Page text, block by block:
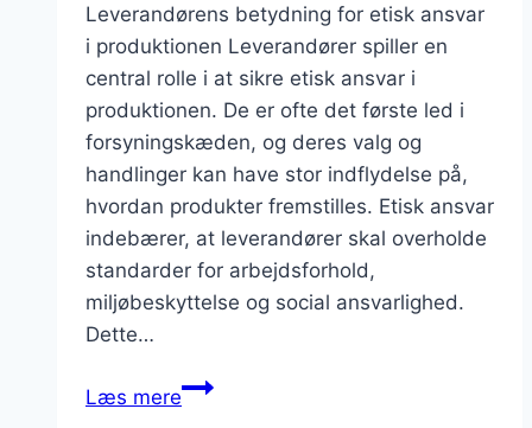
Leverandørens betydning for etisk ansvar
i produktionen Leverandører spiller en
central rolle i at sikre etisk ansvar i
produktionen. De er ofte det første led i
forsyningskæden, og deres valg og
handlinger kan have stor indflydelse på,
hvordan produkter fremstilles. Etisk ansvar
indebærer, at leverandører skal overholde
standarder for arbejdsforhold,
miljøbeskyttelse og social ansvarlighed.
Dette…
Læs mereLeverandørens